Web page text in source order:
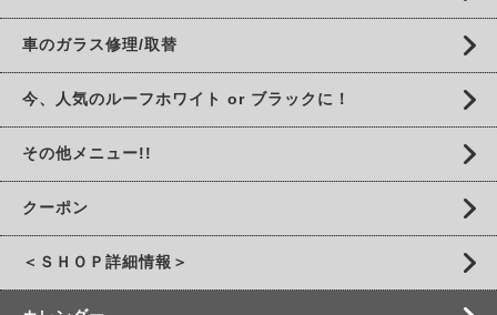
車のガラス修理/取替
今、人気のルーフホワイト or ブラックに！
その他メニュー!!
クーポン
＜ＳＨＯＰ詳細情報＞